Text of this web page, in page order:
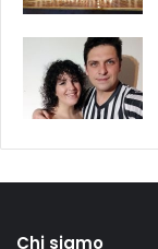
Chi siamo